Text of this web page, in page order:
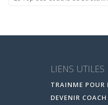
LIENS UTILES
TRAINME POUR
DEVENIR